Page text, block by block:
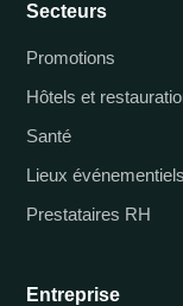
Secteurs
Promotions
Hôtels et
Santé
Lieux événementiels
Prestataires RH
Entreprise